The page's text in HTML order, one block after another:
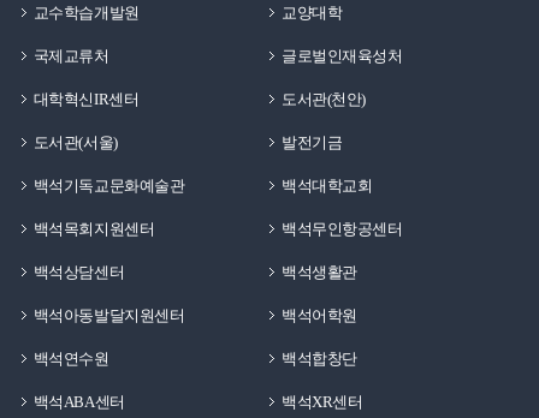
교수학습개발원 교양대학
국제교류처 글로벌인재육성처
대학혁신IR센터 도서관(천안)
도서관(서울) 발전기금
백석기독교문화예술관 백석대학교회
백석목회지원센터 백석무인항공센터
백석상담센터 백석생활관
백석아동발달지원센터 백석어학원
백석연수원 백석합창단
백석ABA센터 백석XR센터